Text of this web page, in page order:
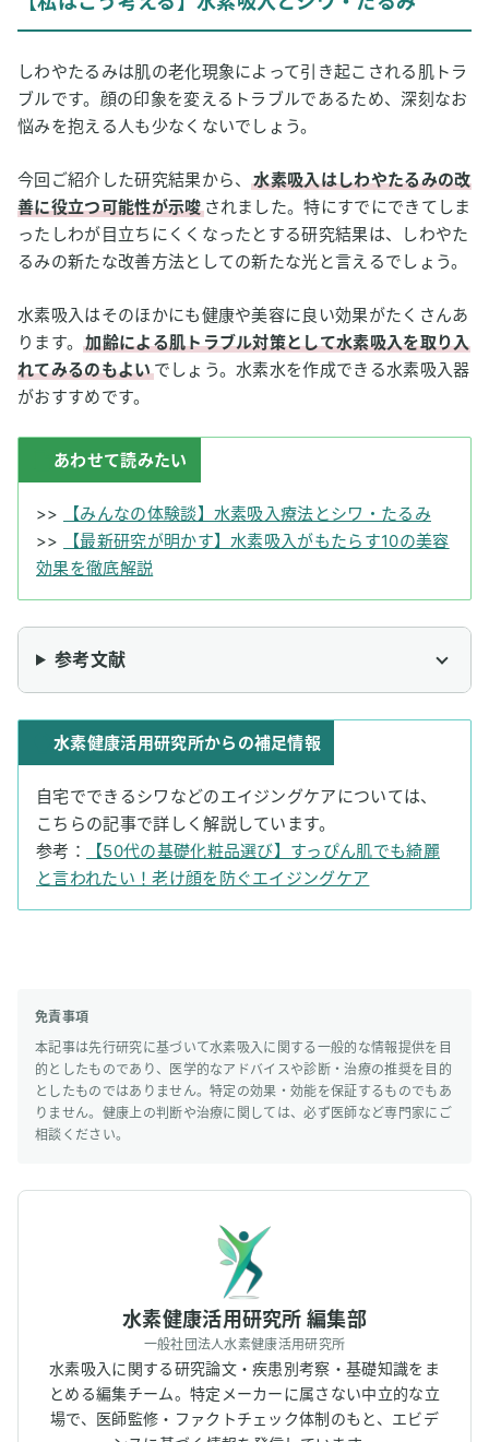
しわやたるみは肌の老化現象によって引き起こされる肌トラ
ブルです。顔の印象を変えるトラブルであるため、深刻なお
悩みを抱える人も少なくないでしょう。
今回ご紹介した研究結果から、水素吸入はしわやたるみの改
善に役立つ可能性が示唆されました。特にすでにできてしま
ったしわが目立ちにくくなったとする研究結果は、しわやた
るみの新たな改善方法としての新たな光と言えるでしょう。
水素吸入はそのほかにも健康や美容に良い効果がたくさんあ
ります。加齢による肌トラブル対策として水素吸入を取り入
れてみるのもよいでしょう。水素水を作成できる水素吸入器
がおすすめです。
あわせて読みたい
>>
【みんなの体験談】水素吸入療法とシワ・たるみ
>>
【最新研究が明かす】水素吸入がもたらす10の美容
効果を徹底解説
参考文献
水素健康活用研究所からの補足情報
自宅でできるシワなどのエイジングケアについては、
こちらの記事で詳しく解説しています。
参考：
【50代の基礎化粧品選び】すっぴん肌でも綺麗
と言われたい！老け顔を防ぐエイジングケア
免責事項
本記事は先行研究に基づいて水素吸入に関する一般的な情報提供を目
的としたものであり、医学的なアドバイスや診断・治療の推奨を目的
としたものではありません。特定の効果・効能を保証するものでもあ
りません。健康上の判断や治療に関しては、必ず医師など専門家にご
相談ください。
水素健康活用研究所 編集部
一般社団法人水素健康活用研究所
水素吸入に関する研究論文・疾患別考察・基礎知識をま
とめる編集チーム。特定メーカーに属さない中立的な立
場で、医師監修・ファクトチェック体制のもと、エビデ